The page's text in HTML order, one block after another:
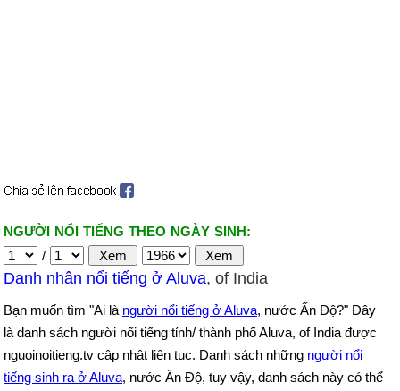
NGƯỜI NỔI TIẾNG THEO NGÀY SINH:
/
Danh nhân nổi tiếng ở Aluva, of India
Bạn muốn tìm "Ai là người nổi tiếng ở Aluva, nước Ấn Độ?" Đây
là danh sách người nổi tiếng tỉnh/ thành phố Aluva, of India được
nguoinoitieng.tv cập nhật liên tục. Danh sách những người nổi
tiếng sinh ra ở Aluva, nước Ấn Độ, tuy vậy, danh sách này có thể